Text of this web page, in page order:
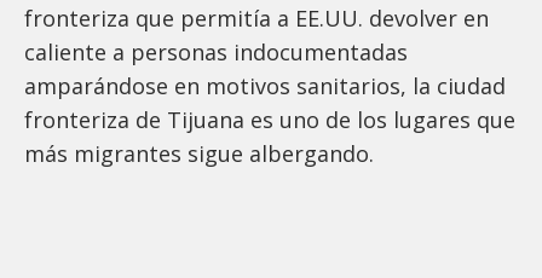
fronteriza que permitía a EE.UU. devolver en
caliente a personas indocumentadas
amparándose en motivos sanitarios, la ciudad
fronteriza de Tijuana es uno de los lugares que
más migrantes sigue albergando.